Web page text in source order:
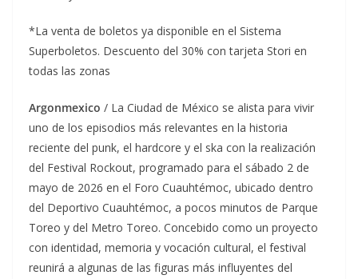
*La venta de boletos ya disponible en el Sistema
Superboletos. Descuento del 30% con tarjeta Stori en
todas las zonas
Argonmexico / La Ciudad de México se alista para vivir
uno de los episodios más relevantes en la historia
reciente del punk, el hardcore y el ska con la realización
del Festival Rockout, programado para el sábado 2 de
mayo de 2026 en el Foro Cuauhtémoc, ubicado dentro
del Deportivo Cuauhtémoc, a pocos minutos de Parque
Toreo y del Metro Toreo. Concebido como un proyecto
con identidad, memoria y vocación cultural, el festival
reunirá a algunas de las figuras más influyentes del